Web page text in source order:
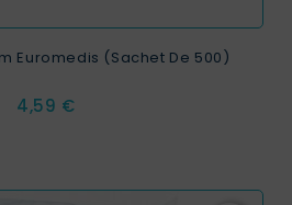
Euromedis (Sachet De 500)
Prix
4,59 €